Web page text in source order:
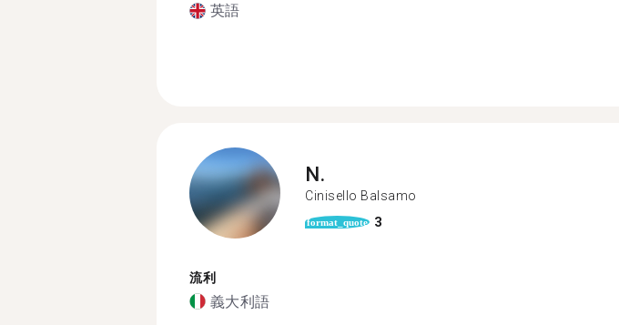
英語
N.
Cinisello Balsamo
format_quote 3
流利
義大利語